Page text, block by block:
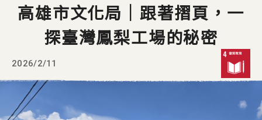
高雄市文化局｜跟著摺頁，一
探臺灣鳳梨工場的秘密
2026/2/11